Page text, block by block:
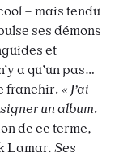
– mais tendu
ses démons
et
a qu’un pas…
franchir. « J’ai
un album.
de ce terme,
Lamar. Ses